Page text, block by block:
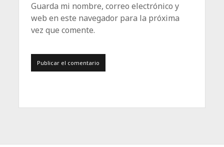
Guarda mi nombre, correo electrónico y
web en este navegador para la próxima
vez que comente.